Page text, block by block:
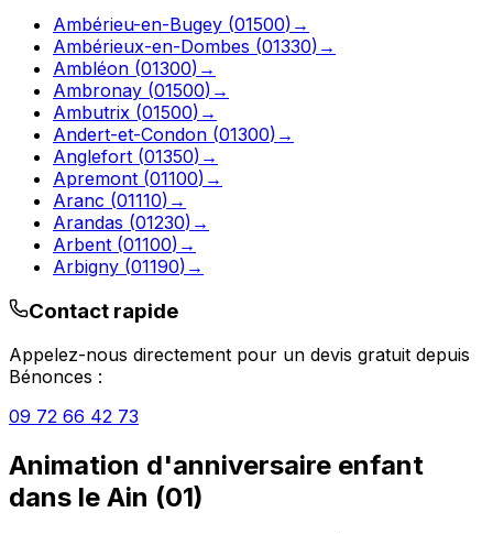
Ambérieu-en-Bugey (01500) →
Ambérieux-en-Dombes (01330) →
Ambléon (01300) →
Ambronay (01500) →
Ambutrix (01500) →
Andert-et-Condon (01300) →
Anglefort (01350) →
Apremont (01100) →
Aranc (01110) →
Arandas (01230) →
Arbent (01100) →
Arbigny (01190) →
Contact rapide
Appelez-nous directement pour un devis gratuit depuis
Bénonces :
09 72 66 42 73
Animation d'anniversaire enfant
dans le Ain (01)